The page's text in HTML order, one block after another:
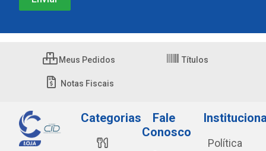
Meus Pedidos Títulos
Notas Fiscais
Categorias
Fale
Conosco
Política